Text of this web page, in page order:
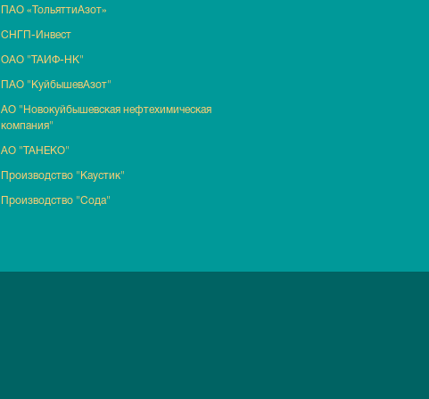
ПАО «ТольяттиАзот»
СНГП-Инвест
ОАО "ТАИФ-НК"
ПАО "КуйбышевАзот"
АО "Новокуйбышевская нефтехимическая
компания"
АО "ТАНЕКО"
Производство "Каустик"
Производство "Сода"